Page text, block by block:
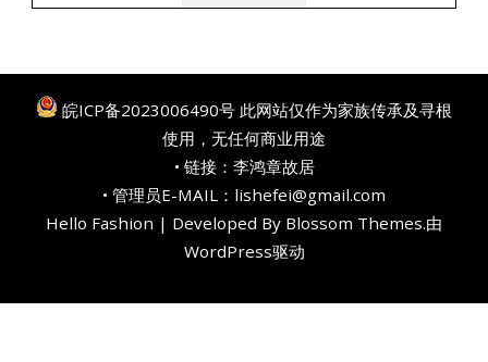
皖ICP备2023006490号 此网站仅作为家族传承及寻根
使用，无任何商业用途
• 链接： 李鸿章故居
• 管理员E-MAIL：lishefei@gmail.com
Hello Fashion | Developed By Blossom Themes.由
WordPress驱动